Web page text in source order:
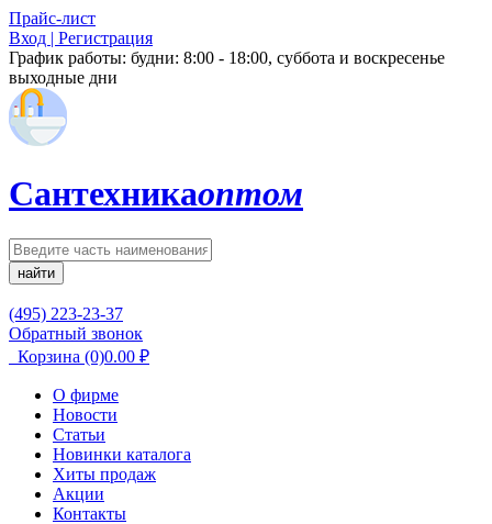
Прайс-лист
Вход | Регистрация
График работы: будни: 8:00 - 18:00, суббота и воскресенье
выходные дни
Сантехникаоптом
найти
(495) 223-23-37
Обратный звонок
Корзина (0)0.00 ₽
О фирме
Новости
Статьи
Новинки каталога
Хиты продаж
Акции
Контакты